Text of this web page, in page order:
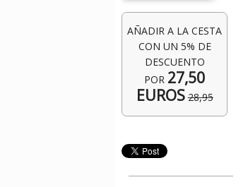
AÑADIR A LA CESTA
CON UN 5% DE
DESCUENTO
POR 27,50
EUROS 28,95